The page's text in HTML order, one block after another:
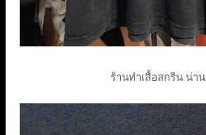
ร้านทําเสื้อสกรีน น่าน